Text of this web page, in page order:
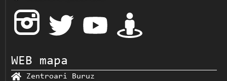
WEB mapa
Zentroari Buruz